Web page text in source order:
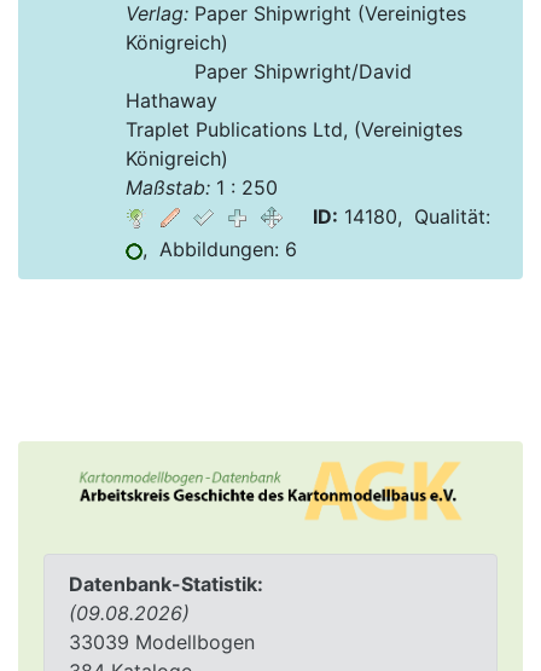
Datenbank-Statistik:
(09.08.2026)
33039 Modellbogen
Verlag:Paper Shipwright (Vereinigtes
Königreich)
Paper Shipwright/David
Hathaway
Traplet Publications Ltd, (Vereinigtes
Königreich)
Maßstab:1 : 250
ID: 14180, Qualität:
, Abbildungen: 6